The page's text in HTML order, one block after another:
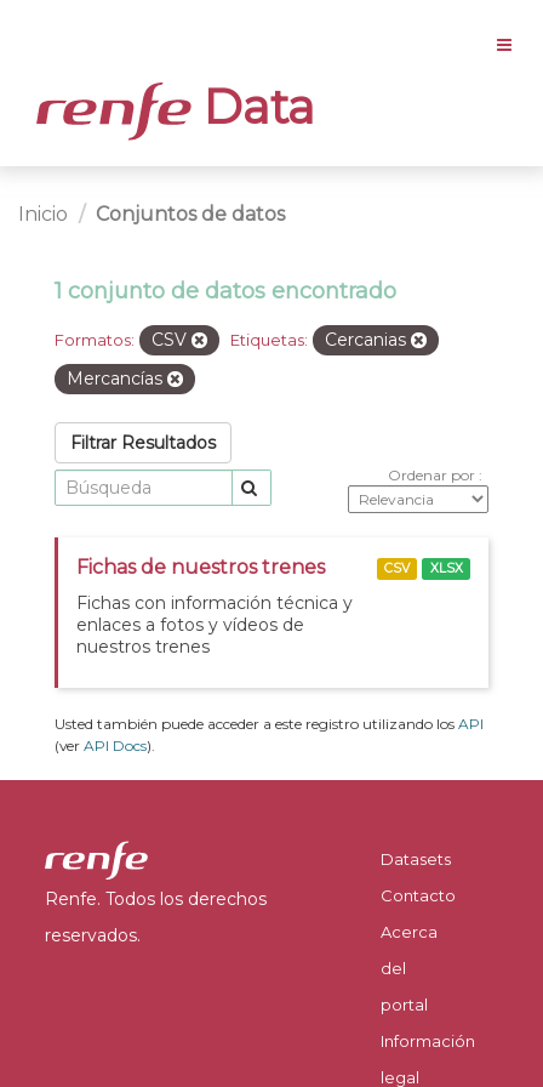
Data
Inicio Conjuntos de datos
1 conjunto de datos encontrado
Formatos: CSV Etiquetas:
Cercanias
Mercancías
Filtrar Resultados
Ordenar por
Fichas de nuestros trenes
Fichas con información técnica y
enlaces a fotos y vídeos de
nuestros trenes
CSV XLSX
Usted también puede acceder a este registro utilizando los API
(ver API Docs).
Renfe. Todos los derechos
reservados.
Datasets
Contacto
Acerca
del
portal
Información
legal